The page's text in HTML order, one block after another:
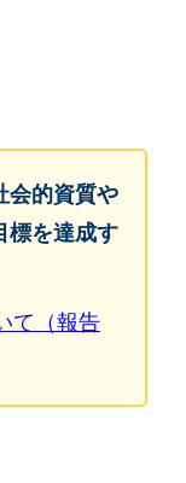
会的資質や
標を達成す
て（報告